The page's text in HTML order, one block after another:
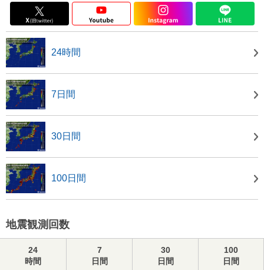
24時間
7日間
30日間
100日間
地震観測回数
24
時間
7
日間
30
日間
100
日間